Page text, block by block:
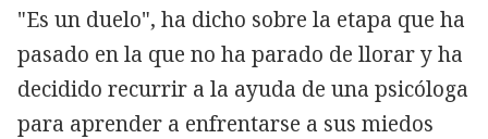
"Es un duelo", ha dicho sobre la etapa que ha
pasado en la que no ha parado de llorar y ha
decidido recurrir a la ayuda de una psicóloga
para aprender a enfrentarse a sus miedos